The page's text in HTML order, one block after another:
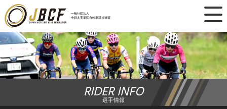
一般社団法人
全日本実業団自転車競技連盟
×
ニュース
レース日程
ランキング
RIDER INFO
選手情報